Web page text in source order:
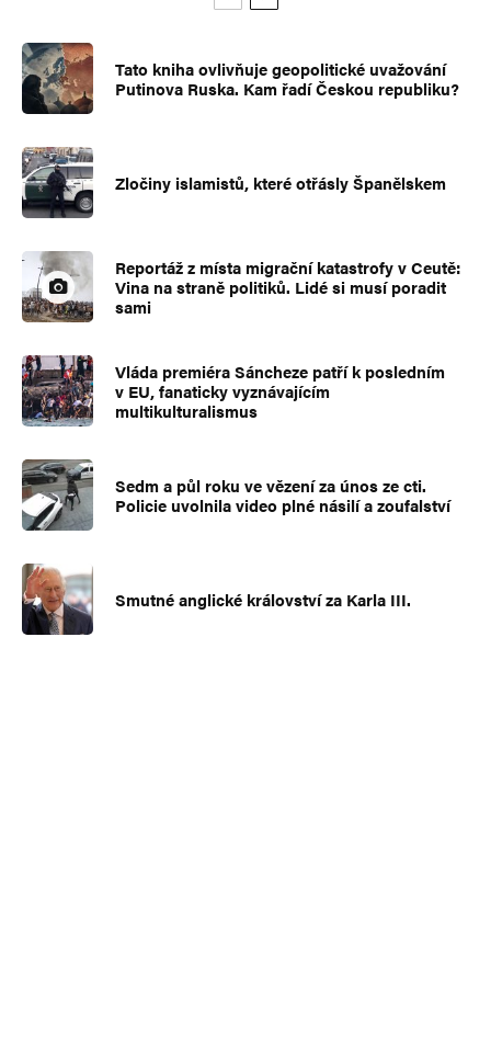
Tato kniha ovlivňuje geopolitické uvažování
Putinova Ruska. Kam řadí Českou republiku?
Zločiny islamistů, které otřásly Španělskem
Reportáž z místa migrační katastrofy v Ceutě:
Vina na straně politiků. Lidé si musí poradit
sami
Vláda premiéra Sáncheze patří k posledním
v EU, fanaticky vyznávajícím
multikulturalismus
Sedm a půl roku ve vězení za únos ze cti.
Policie uvolnila video plné násilí a zoufalství
Smutné anglické království za Karla III.